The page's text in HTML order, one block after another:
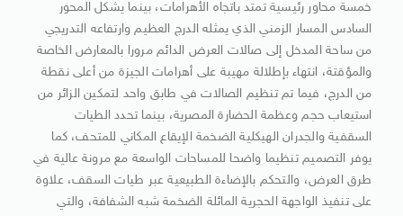
خمسة محاور رئيسية تمتد باتجاه الأهرامات، بينما يشكل المحور
السادس المسار الزمني الذي يمثله الدرج العظيم وارتفاعه التدريجي
من ساحة المدخل إلى صالات العرض الدائم مرورا بالمعارض الخاصة
والمؤقتة، انتهاء بإطلالة مهيبة على أهرامات الجيزة من أعلى نقطة
من الدرج، فيما تم تنظيم الصالات في طابق واحد لتمكين الزائر من
استيعاب حجم وعظمة الحضارة المصرية، بينما تحدد الطيات
السقفية والجدران الهيكلية الضخمة الإيقاع المكاني للمتحف، كما
يوفر التصميم تنظيما واضحا للمساحات الواسعة مع مرونة عالية في
طرق العرض، والتحكم بالإضاءة الطبيعية عبر طيات السقف، علاوة
على تنفيذ الواجهة الحجرية المائلة الضخمة شبه الشفافة، والتي